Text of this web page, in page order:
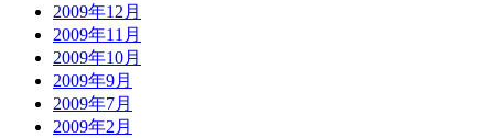
2009年12月
2009年11月
2009年10月
2009年9月
2009年7月
2009年2月